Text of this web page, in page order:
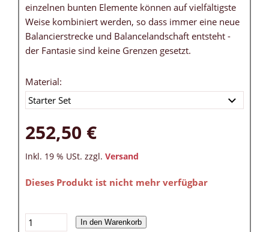
einzelnen bunten Elemente können auf vielfältigste
Weise kombiniert werden, so dass immer eine neue
Balancierstrecke und Balancelandschaft entsteht -
der Fantasie sind keine Grenzen gesetzt.
Material:
252,50 €
Inkl. 19 % USt. zzgl. Versand
Dieses Produkt ist nicht mehr verfügbar
In den Warenkorb